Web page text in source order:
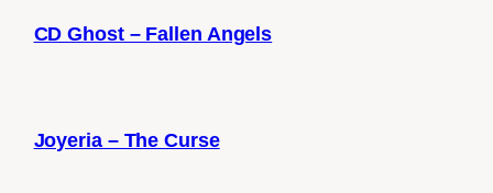
CD Ghost – Fallen Angels
Joyeria – The Curse